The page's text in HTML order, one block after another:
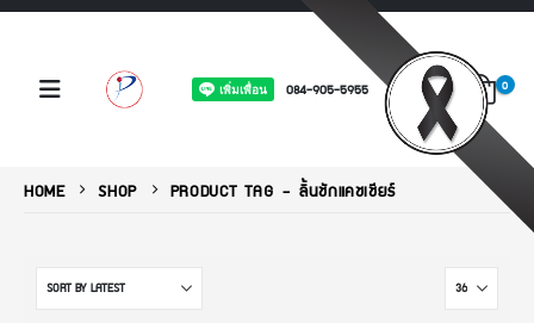
084-905-5955 0
HOME SHOP PRODUCT TAG -ลิ้นชักแคชเชียร์